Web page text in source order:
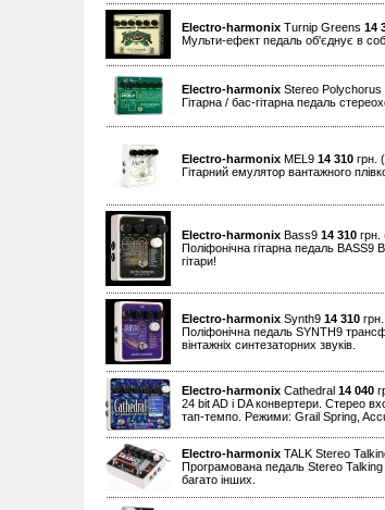
Electro-harmonix Turnip Greens 14
Мульти-ефект педаль об'єднує в
Electro-harmonix Stereo Polychorus
Гітарна / бас-гітарна педаль
Electro-harmonix MEL9 14 310 грн. (
Гітарний емулятор вантажного
Electro-harmonix Bass9 14 310 грн.
Поліфонічна гітарна педаль
гітари!
Electro-harmonix Synth9 14 310
Поліфонічна педаль SYNTH9
вінтажніх синтезаторних звуків.
Electro-harmonix Cathedral 14 040
24 bit AD і DA конвертери. Стерео
тап-темпо. Режими: Grail Spring,
Electro-harmonix TALK Stereo
Програмована педаль Stereo
багато інших.